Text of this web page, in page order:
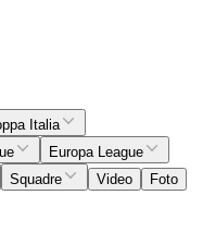
Italia
Europa League
Squadre Video
Foto